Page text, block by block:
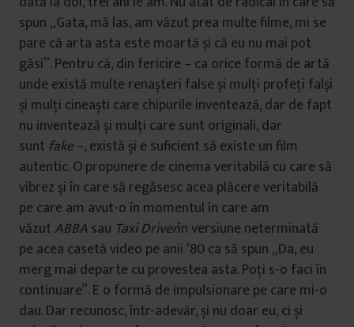
spun „Gata, mă las, am văzut prea multe filme, mi se
pare că arta asta este moartă și că eu nu mai pot
găsi”. Pentru că, din fericire – ca orice formă de artă
unde există multe renașteri false și mulți profeți falși
și mulți cineaști care chipurile inventează, dar de fapt
nu inventează și mulți care sunt originali, dar
sunt fake–, există și e suficient să existe un film
autentic. O propunere de cinema veritabilă cu care să
vibrez și în care să regăsesc acea plăcere veritabilă
pe care am avut-o în momentul în care am
văzutABBAsau Taxi Driverîn versiune neterminată
pe acea casetă video pe anii ‘80 ca să spun „Da, eu
merg mai departe cu provestea asta. Poți s-o faci în
continuare”. E o formă de impulsionare pe care mi-o
dau. Dar recunosc, într-adevăr, și nu doar eu, ci și